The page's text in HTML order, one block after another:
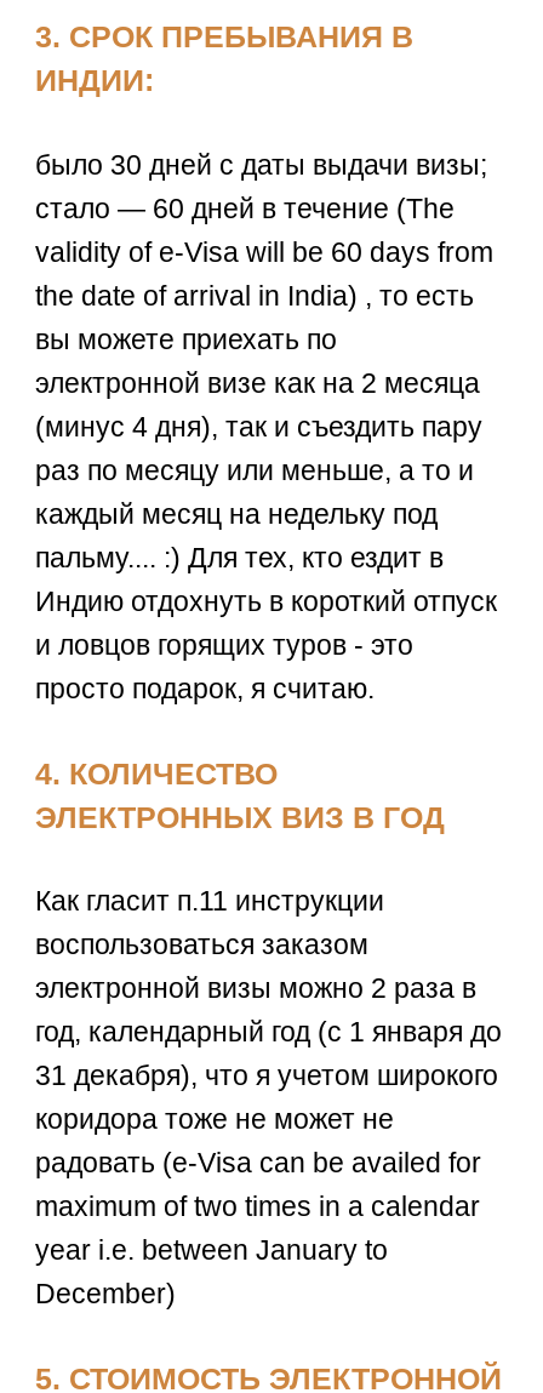
3. СРОК ПРЕБЫВАНИЯ В
ИНДИИ:
было 30 дней с даты выдачи визы;
стало — 60 дней в течение (The
validity of e-Visa will be 60 days from
the date of arrival in India) , то есть
вы можете приехать по
электронной визе как на 2 месяца
(минус 4 дня), так и съездить пару
раз по месяцу или меньше, а то и
каждый месяц на недельку под
пальму.... :) Для тех, кто ездит в
Индию отдохнуть в короткий отпуск
и ловцов горящих туров - это
просто подарок, я считаю.
4. КОЛИЧЕСТВО
ЭЛЕКТРОННЫХ ВИЗ В ГОД
Как гласит п.11 инструкции
воспользоваться заказом
электронной визы можно 2 раза в
год, календарный год (с 1 января до
31 декабря), что я учетом широкого
коридора тоже не может не
радовать (e-Visa can be availed for
maximum of two times in a calendar
year i.e. between January to
December)
5. СТОИМОСТЬ ЭЛЕКТРОННОЙ